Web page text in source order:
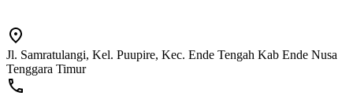
Jl. Samratulangi, Kel. Puupire, Kec. Ende Tengah Kab Ende Nusa
Tenggara Timur